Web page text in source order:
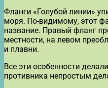
Фланги «Голубой линии»
моря. По-видимому, этот
название. Правый фланг
местности, на левом
и плавни.
Все эти особенности
противника непростым